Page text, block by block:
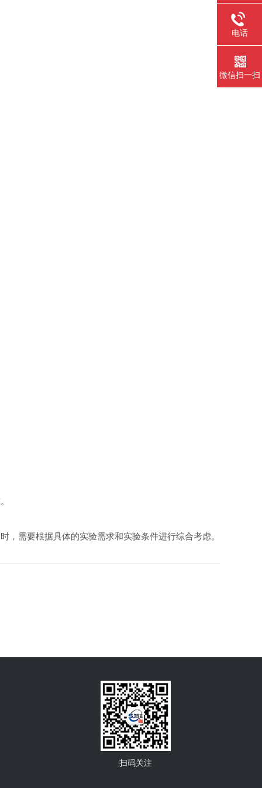
需要根据具体的实验需求和实验条件进行综合考虑。
扫码关注
电话
微信扫一扫